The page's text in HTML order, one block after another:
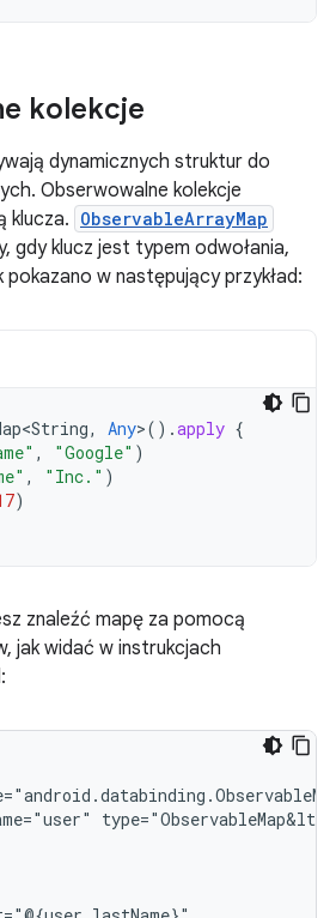
kolekcje
dynamicznych struktur do
Obserwowalne kolekcje
klucza. ObservableArrayMap
gdy klucz jest typem odwołania,
pokazano w następujący przykład:
, Any>().apply {
, "Google" )
, "Inc." )
)
znaleźć mapę za pomocą
jak widać w instrukcjach